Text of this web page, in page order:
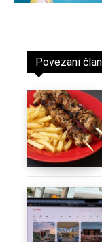
Povezani